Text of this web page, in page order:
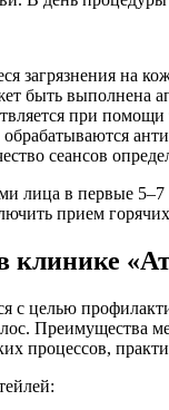
загрязнения на
быть выполнена
при
сеансов
лица в первые
прием
клинике
с целью
Преимущества
процессов,